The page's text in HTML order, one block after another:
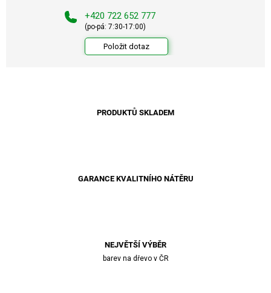
+420 722 652 777
(po-pá: 7:30-17:00)
Položit dotaz
PRODUKTŮ SKLADEM
GARANCE KVALITNÍHO NÁTĚRU
NEJVĚTŠÍ VÝBĚR
barev na dřevo v ČR